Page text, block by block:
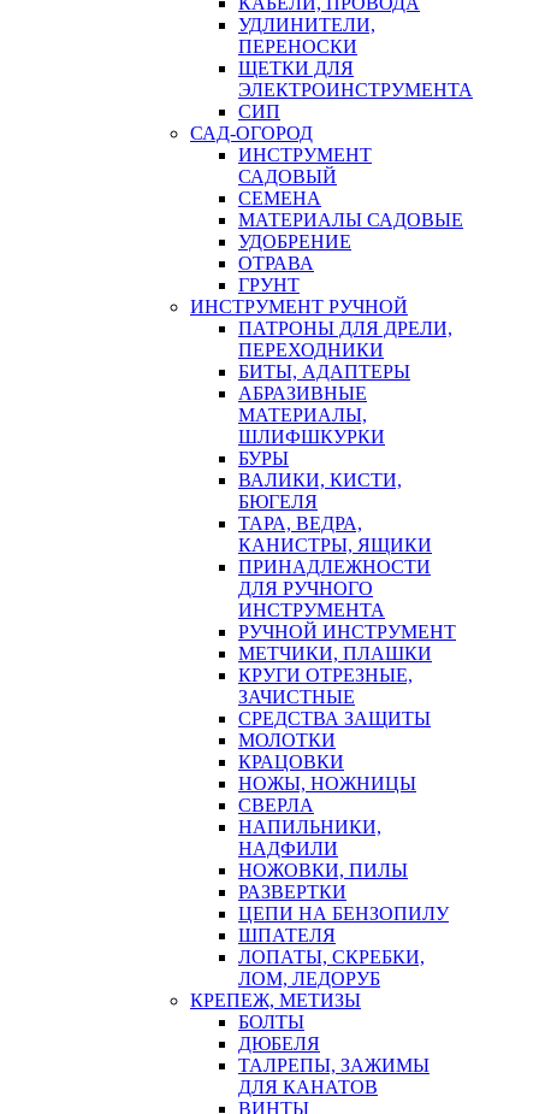
УДЛИНИТЕЛИ,
ПЕРЕНОСКИ
ЩЕТКИ ДЛЯ
ЭЛЕКТРОИНСТРУМЕНТА
СИП
САД-ОГОРОД
ИНСТРУМЕНТ
САДОВЫЙ
СЕМЕНА
МАТЕРИАЛЫ САДОВЫЕ
УДОБРЕНИЕ
ОТРАВА
ГРУНТ
ИНСТРУМЕНТ РУЧНОЙ
ПАТРОНЫ ДЛЯ ДРЕЛИ,
ПЕРЕХОДНИКИ
БИТЫ, АДАПТЕРЫ
АБРАЗИВНЫЕ
МАТЕРИАЛЫ,
ШЛИФШКУРКИ
БУРЫ
ВАЛИКИ, КИСТИ,
БЮГЕЛЯ
ТАРА, ВЕДРА,
КАНИСТРЫ, ЯЩИКИ
ПРИНАДЛЕЖНОСТИ
ДЛЯ РУЧНОГО
ИНСТРУМЕНТА
РУЧНОЙ ИНСТРУМЕНТ
МЕТЧИКИ, ПЛАШКИ
КРУГИ ОТРЕЗНЫЕ,
ЗАЧИСТНЫЕ
СРЕДСТВА ЗАЩИТЫ
МОЛОТКИ
КРАЦОВКИ
НОЖЫ, НОЖНИЦЫ
СВЕРЛА
НАПИЛЬНИКИ,
НАДФИЛИ
НОЖОВКИ, ПИЛЫ
РАЗВЕРТКИ
ЦЕПИ НА БЕНЗОПИЛУ
ШПАТЕЛЯ
ЛОПАТЫ, СКРЕБКИ,
ЛОМ, ЛЕДОРУБ
КРЕПЕЖ, МЕТИЗЫ
БОЛТЫ
ДЮБЕЛЯ
ТАЛРЕПЫ, ЗАЖИМЫ
ДЛЯ КАНАТОВ
ВИНТЫ